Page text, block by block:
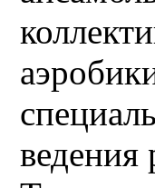
ведения